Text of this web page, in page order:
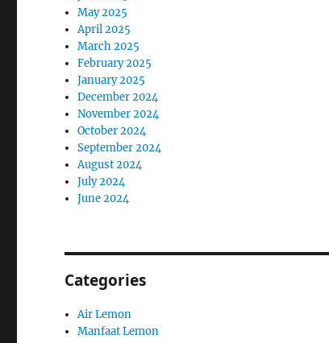
May 2025
April 2025
March 2025
February 2025
January 2025
December 2024
November 2024
October 2024
September 2024
August 2024
July 2024
June 2024
Categories
Air Lemon
Manfaat Lemon